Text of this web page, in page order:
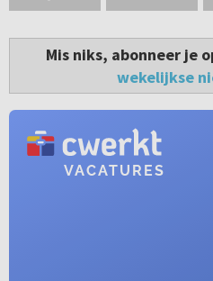
Mis niks, abonneer je
wekelijkse